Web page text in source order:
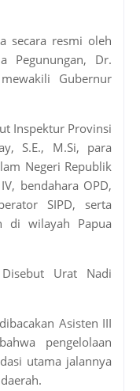
secara resmi oleh
Pegunungan, Dr.
Gubernur
Inspektur Provinsi
S.E., M.Si, para
Negeri Republik
bendahara OPD,
SIPD, serta
di wilayah Papua
Disebut Urat Nadi
Asisten III
pengelolaan
utama jalannya